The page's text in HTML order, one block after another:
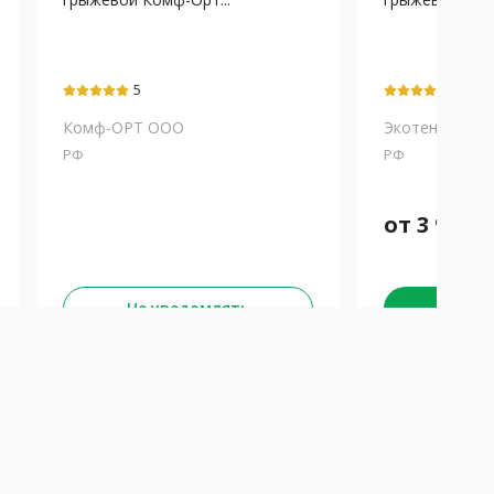
5
Комф-ОРТ ООО
РФ
Не уведомлять
Экотен ООО
РФ
от 3 917